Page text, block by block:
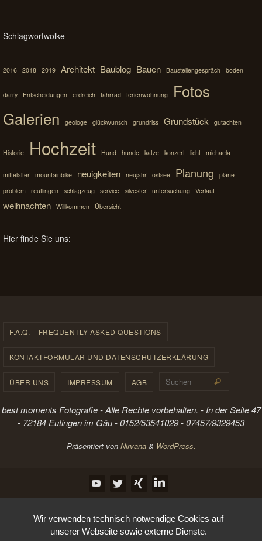
Schlagwortwolke
2016 2018 2019 Architekt Baublog Bauen Baustellengespräch boden
darry Entscheidungen erdreich fahrrad ferienwohnung
Fotos
Galerien
geologe glückwunsch grundriss Grundstück gutachten
Historie Hochzeit Hund hunde katze konzert licht michaela
mittelalter mountainbike neuigkeiten neujahr ostsee Planung
pläne
problem
reutlingen schlagzeug service silvester untersuchung Verlauf
weihnachten Willkommen Übersicht
Hier finde Sie uns:
F.A.Q. – FREQUENTLY ASKED QUESTIONS
KONTAKTFORMULAR UND DATENSCHUTZERKLÄRUNG
ÜBER UNS IMPRESSUM AGB Suchen
best moments Fotografie - Alle Rechte vorbehalten. - In der Seite 47
- 72184 Eutingen im Gäu - 0152/53541029 - 07457/9329453
Präsentiert von Nirvana& WordPress.
Wir verwenden technisch notwendige Cookies auf
unserer Webseite sowie externe Dienste.